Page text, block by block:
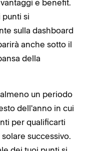
e benefit.
punti si
sulla dashboard
anche sotto il
della
un periodo
dell'anno in cui
per qualificarti
successivo.